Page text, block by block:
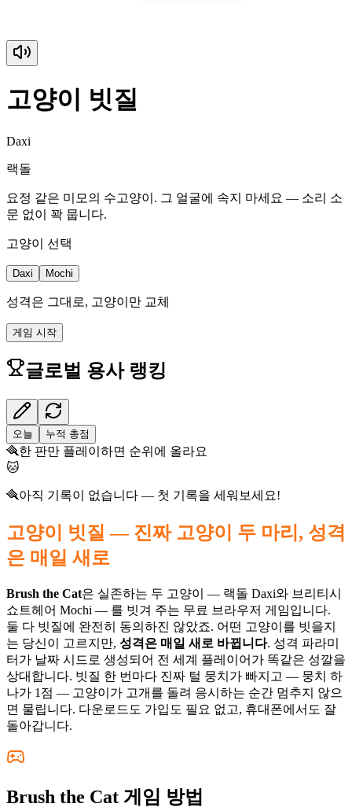
고양이 빗질
Daxi
랙돌
요정 같은 미모의 수고양이. 그 얼굴에 속지 마세요 — 소리 소
문 없이 꽉 뭅니다.
고양이 선택
Daxi Mochi
성격은 그대로, 고양이만 교체
게임 시작
글로벌 용사 랭킹
오늘 누적 총점
🪮한 판만 플레이하면 순위에 올라요
🐱
🪮아직 기록이 없습니다 — 첫 기록을 세워보세요!
고양이 빗질 — 진짜 고양이 두 마리, 성격
은 매일 새로
Brush the Cat은 실존하는 두 고양이 — 랙돌 Daxi와 브리티시
쇼트헤어 Mochi — 를 빗겨 주는 무료 브라우저 게임입니다.
둘 다 빗질에 완전히 동의하진 않았죠. 어떤 고양이를 빗을지
는 당신이 고르지만, 성격은 매일 새로 바뀝니다. 성격 파라미
터가 날짜 시드로 생성되어 전 세계 플레이어가 똑같은 성깔을
상대합니다. 빗질 한 번마다 진짜 털 뭉치가 빠지고 — 뭉치 하
나가 1점 — 고양이가 고개를 돌려 응시하는 순간 멈추지 않으
면 물립니다. 다운로드도 가입도 필요 없고, 휴대폰에서도 잘
돌아갑니다.
Brush the Cat 게임 방법